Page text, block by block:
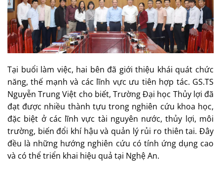
Tại buổi làm việc, hai bên đã giới thiệu khái quát chức
năng, thế mạnh và các lĩnh vực ưu tiên hợp tác. GS.TS
Nguyễn Trung Việt cho biết, Trường Đại học Thủy lợi đã
đạt được nhiều thành tựu trong nghiên cứu khoa học,
đặc biệt ở các lĩnh vực tài nguyên nước, thủy lợi, môi
trường, biến đổi khí hậu và quản lý rủi ro thiên tai. Đây
đều là những hướng nghiên cứu có tính ứng dụng cao
và có thể triển khai hiệu quả tại Nghệ An.